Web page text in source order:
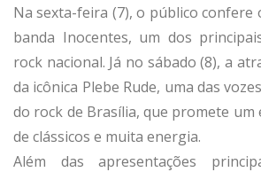
Na sexta-feira (7), o público confere
banda Inocentes, um dos
rock nacional. Já no sábado (8), a
da icônica Plebe Rude, uma das
do rock de Brasília, que promete
de clássicos e muita energia.
Além das apresentações